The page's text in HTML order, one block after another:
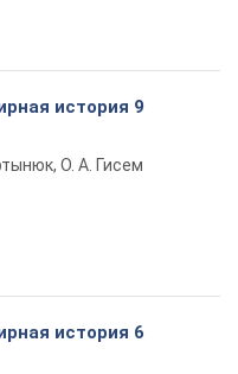
история 9
О. А. Гисем
история 6